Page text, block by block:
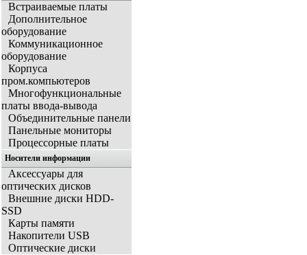
Встраиваемые платы
Дополнительное
оборудование
Коммуникационное
оборудование
Корпуса
пром.компьютеров
Многофункциональные
платы ввода-вывода
Объединительные панели
Панельные мониторы
Процессорные платы
Носители информации
Аксессуары для
оптических дисков
Внешние диски HDD-
SSD
Карты памяти
Накопители USB
Оптические диски